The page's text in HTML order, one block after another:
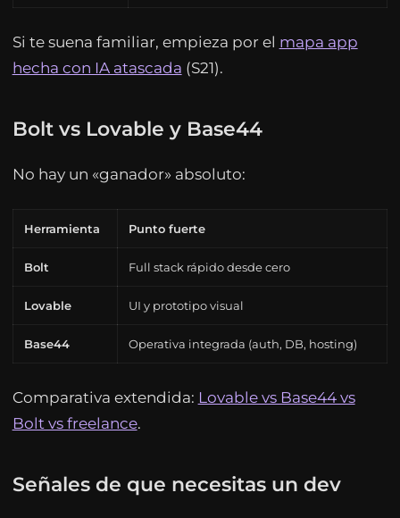
Si te suena familiar, empieza por el mapa app
hecha con IA atascada (S21).
Bolt vs Lovable y Base44
No hay un «ganador» absoluto:
Herramienta Punto fuerte
Bolt Full stack rápido desde cero
Lovable UI y prototipo visual
Base44 Operativa integrada (auth, DB, hosting)
Comparativa extendida: Lovable vs Base44 vs
Bolt vs freelance.
Señales de que necesitas un dev